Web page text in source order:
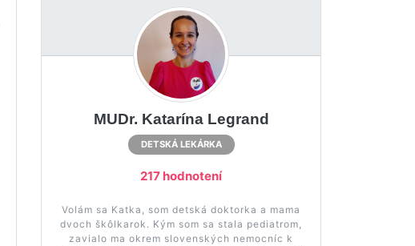
MUDr. Katarína Legrand
DETSKÁ LEKÁRKA
217 hodnotení
Volám sa Katka, som detská doktorka a mama
dvoch škôlkarok. Kým som sa stala pediatrom,
zavialo ma okrem slovenských nemocníc k